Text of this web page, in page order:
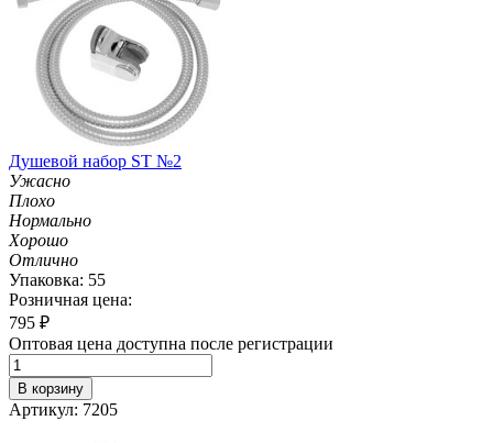
Душевой набор ST №2
Ужасно
Плохо
Нормально
Хорошо
Отлично
Упаковка: 55
Розничная цена:
795 ₽
Оптовая цена доступна после регистрации
В корзину
Артикул: 7205